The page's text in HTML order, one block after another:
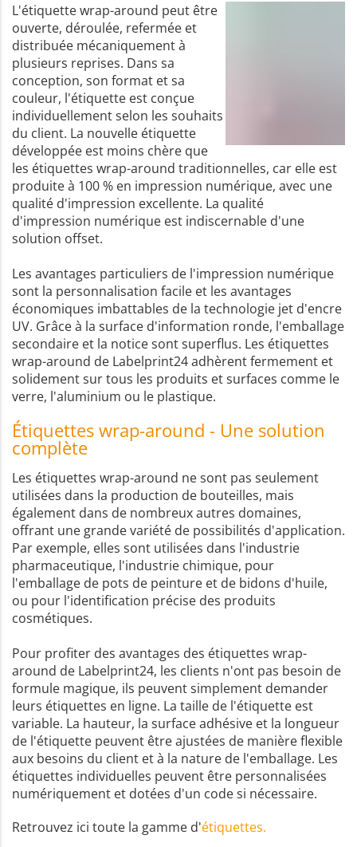
L'étiquette wrap-around peut être
ouverte, déroulée, refermée et
distribuée mécaniquement à
plusieurs reprises. Dans sa
conception, son format et sa
couleur, l'étiquette est conçue
individuellement selon les souhaits
du client. La nouvelle étiquette
développée est moins chère que
les étiquettes wrap-around traditionnelles, car elle est
produite à 100 % en impression numérique, avec une
qualité d'impression excellente. La qualité
d'impression numérique est indiscernable d'une
solution offset.
Les avantages particuliers de l'impression numérique
sont la personnalisation facile et les avantages
économiques imbattables de la technologie jet d'encre
UV. Grâce à la surface d'information ronde, l'emballage
secondaire et la notice sont superflus. Les étiquettes
wrap-around de Labelprint24 adhèrent fermement et
solidement sur tous les produits et surfaces comme le
verre, l'aluminium ou le plastique.
Étiquettes wrap-around - Une solution
complète
Les étiquettes wrap-around ne sont pas seulement
utilisées dans la production de bouteilles, mais
également dans de nombreux autres domaines,
offrant une grande variété de possibilités d'application.
Par exemple, elles sont utilisées dans l'industrie
pharmaceutique, l'industrie chimique, pour
l'emballage de pots de peinture et de bidons d'huile,
ou pour l'identification précise des produits
cosmétiques.
Pour profiter des avantages des étiquettes wrap-
around de Labelprint24, les clients n'ont pas besoin de
formule magique, ils peuvent simplement demander
leurs étiquettes en ligne. La taille de l'étiquette est
variable. La hauteur, la surface adhésive et la longueur
de l'étiquette peuvent être ajustées de manière flexible
aux besoins du client et à la nature de l'emballage. Les
étiquettes individuelles peuvent être personnalisées
numériquement et dotées d'un code si nécessaire.
Retrouvez ici toute la gamme d'étiquettes.